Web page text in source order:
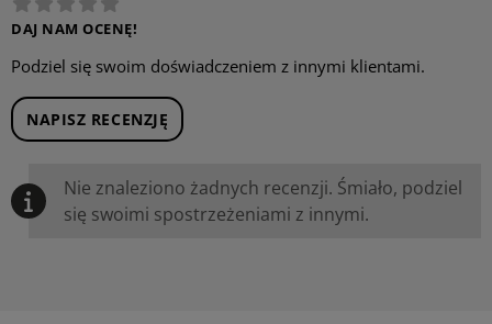
DAJ NAM OCENĘ!
Podziel się swoim doświadczeniem z innymi klientami.
NAPISZ RECENZJĘ
Nie znaleziono żadnych recenzji. Śmiało, podziel
się swoimi spostrzeżeniami z innymi.